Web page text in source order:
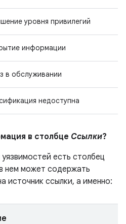
уровня привилегий
информации
в обслуживании
недоступна
в столбце Ссылки?
есть столбец
нем может содержать
источник ссылки, а именно: